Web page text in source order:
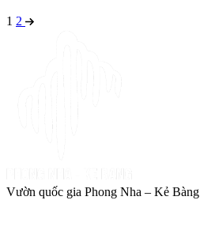
1 2
Vườn quốc gia Phong Nha – Kẻ Bàng